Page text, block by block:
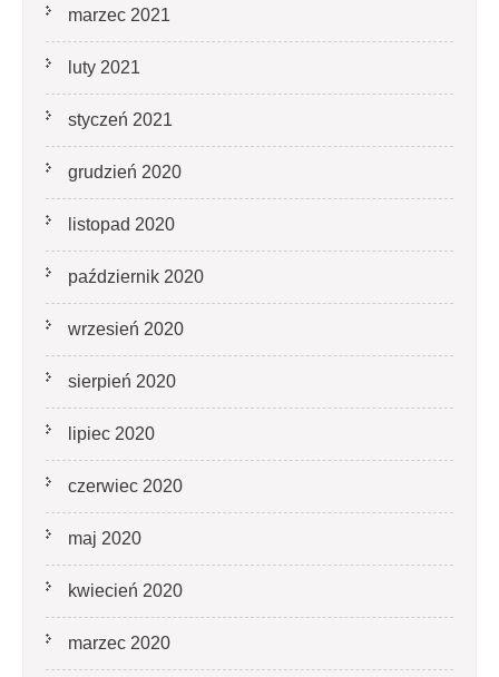
marzec 2021
luty 2021
styczeń 2021
grudzień 2020
listopad 2020
październik 2020
wrzesień 2020
sierpień 2020
lipiec 2020
czerwiec 2020
maj 2020
kwiecień 2020
marzec 2020